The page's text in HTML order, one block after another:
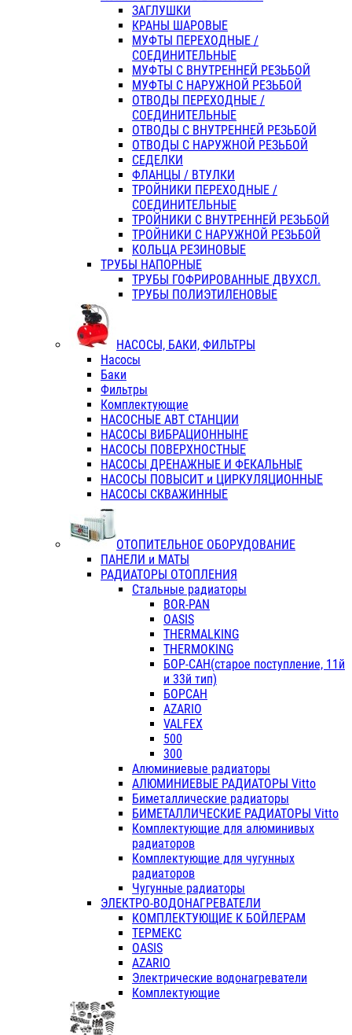
ЗАГЛУШКИ
КРАНЫ ШАРОВЫЕ
МУФТЫ ПЕРЕХОДНЫЕ /
СОЕДИНИТЕЛЬНЫЕ
МУФТЫ С ВНУТРЕННЕЙ РЕЗЬБОЙ
МУФТЫ С НАРУЖНОЙ РЕЗЬБОЙ
ОТВОДЫ ПЕРЕХОДНЫЕ /
СОЕДИНИТЕЛЬНЫЕ
ОТВОДЫ С ВНУТРЕННЕЙ РЕЗЬБОЙ
ОТВОДЫ С НАРУЖНОЙ РЕЗЬБОЙ
СЕДЕЛКИ
ФЛАНЦЫ / ВТУЛКИ
ТРОЙНИКИ ПЕРЕХОДНЫЕ /
СОЕДИНИТЕЛЬНЫЕ
ТРОЙНИКИ С ВНУТРЕННЕЙ РЕЗЬБОЙ
ТРОЙНИКИ С НАРУЖНОЙ РЕЗЬБОЙ
КОЛЬЦА РЕЗИНОВЫЕ
ТРУБЫ НАПОРНЫЕ
ТРУБЫ ГОФРИРОВАННЫЕ ДВУХСЛ.
ТРУБЫ ПОЛИЭТИЛЕНОВЫЕ
НАСОСЫ, БАКИ, ФИЛЬТРЫ
Насосы
Баки
Фильтры
Комплектующие
НАСОСНЫЕ АВТ СТАНЦИИ
НАСОСЫ ВИБРАЦИОННЫНЕ
НАСОСЫ ПОВЕРХНОСТНЫЕ
НАСОСЫ ДРЕНАЖНЫЕ И ФЕКАЛЬНЫЕ
НАСОСЫ ПОВЫСИТ и ЦИРКУЛЯЦИОННЫЕ
НАСОСЫ СКВАЖИННЫЕ
ОТОПИТЕЛЬНОЕ ОБОРУДОВАНИЕ
ПАНЕЛИ и МАТЫ
РАДИАТОРЫ ОТОПЛЕНИЯ
Стальные радиаторы
BOR-PAN
OASIS
THERMALKING
THERMOKING
БОР-САН(старое поступление, 11й
и 33й тип)
БОРСАН
AZARIO
VALFEX
500
300
Алюминиевые радиаторы
АЛЮМИНИЕВЫЕ РАДИАТОРЫ Vitto
Биметаллические радиаторы
БИМЕТАЛЛИЧЕСКИЕ РАДИАТОРЫ Vitto
Комплектующие для алюминивых
радиаторов
Комплектующие для чугунных
радиаторов
Чугунные радиаторы
ЭЛЕКТРО-ВОДОНАГРЕВАТЕЛИ
КОМПЛЕКТУЮЩИЕ К БОЙЛЕРАМ
ТЕРМЕКС
OASIS
AZARIO
Электрические водонагреватели
Комплектующие